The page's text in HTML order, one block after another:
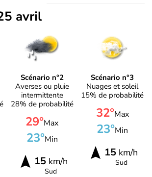
avril
Scénario n°2
Averses ou pluie
intermittente
28% de probabilité
29°Max
23°Min
15km/h
Sud
Scénario n°3
Nuages et soleil
15% de probabilité
32°Max
23°Min
15 km/h
Sud